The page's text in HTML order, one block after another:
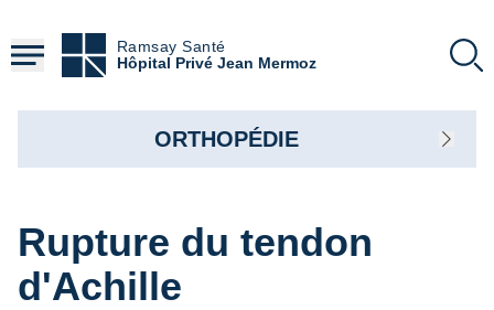
contenu
principal
Ramsay Santé
Hôpital Privé Jean Mermoz
Rupture du tendon
d'Achille
ORTHOPÉDIE